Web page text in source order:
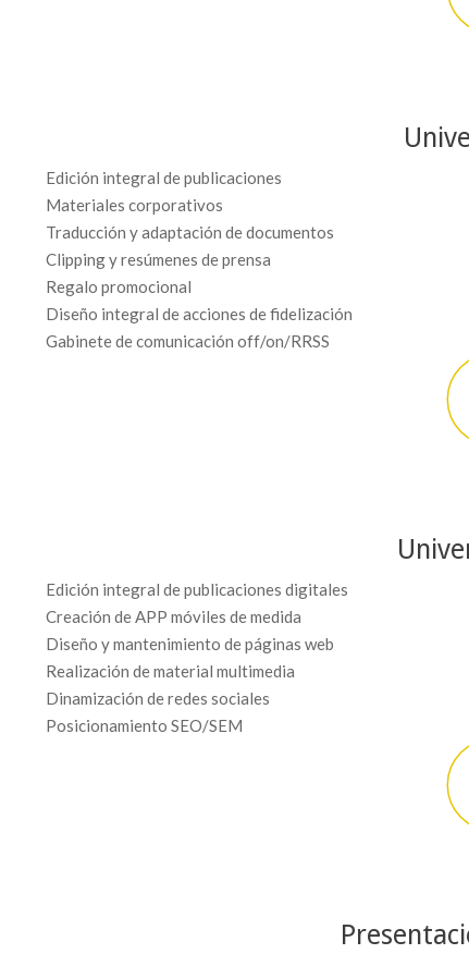
Edición integral de publicaciones
Materiales corporativos
Traducción y adaptación de documentos
Clipping y resúmenes de prensa
Regalo promocional
Diseño integral de acciones de fidelización
Gabinete de comunicación off/on/RRSS
Edición integral de publicaciones digitales
Creación de APP móviles de medida
Diseño y mantenimiento de páginas web
Realización de material multimedia
Dinamización de redes sociales
Posicionamiento SEO/SEM